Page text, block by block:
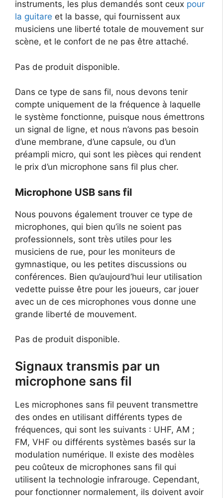
instruments, les plus demandés sont ceux pour
la guitare et la basse, qui fournissent aux
musiciens une liberté totale de mouvement sur
scène, et le confort de ne pas être attaché.
Pas de produit disponible.
Dans ce type de sans fil, nous devons tenir
compte uniquement de la fréquence à laquelle
le système fonctionne, puisque nous émettrons
un signal de ligne, et nous n’avons pas besoin
d’une membrane, d’une capsule, ou d’un
préampli micro, qui sont les pièces qui rendent
le prix d’un microphone sans fil plus cher.
Microphone USB sans fil
Nous pouvons également trouver ce type de
microphones, qui bien qu’ils ne soient pas
professionnels, sont très utiles pour les
musiciens de rue, pour les moniteurs de
gymnastique, ou les petites discussions ou
conférences. Bien qu’aujourd’hui leur utilisation
vedette puisse être pour les joueurs, car jouer
avec un de ces microphones vous donne une
grande liberté de mouvement.
Pas de produit disponible.
Signaux transmis par un
microphone sans fil
Les microphones sans fil peuvent transmettre
des ondes en utilisant différents types de
fréquences, qui sont les suivants : UHF, AM ;
FM, VHF ou différents systèmes basés sur la
modulation numérique. Il existe des modèles
peu coûteux de microphones sans fil qui
utilisent la technologie infrarouge. Cependant,
pour fonctionner normalement, ils doivent avoir